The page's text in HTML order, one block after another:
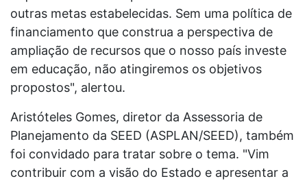
outras metas estabelecidas. Sem uma política de
financiamento que construa a perspectiva de
ampliação de recursos que o nosso país investe
em educação, não atingiremos os objetivos
propostos", alertou.
Aristóteles Gomes, diretor da Assessoria de
Planejamento da SEED (ASPLAN/SEED), também
foi convidado para tratar sobre o tema. "Vim
contribuir com a visão do Estado e apresentar a